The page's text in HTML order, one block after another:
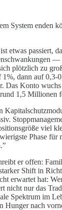
System enden
etwas passiert,
—
plötzlich zu
1%, dann auf 0,3-
Das Konto wuchs
1,5 Millionen
viel
Phase für
er offen:
Shift in
erwartet hat:
nicht nur das
Spektrum im
Hunger nach